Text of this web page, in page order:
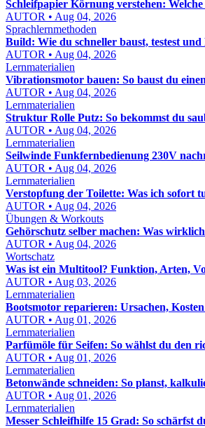
Schleifpapier Körnung verstehen:
AUTOR • Aug 04, 2026
Sprachlernmethoden
Build: Wie du schneller baust, testest und
AUTOR • Aug 04, 2026
Lernmaterialien
Vibrationsmotor bauen: So baust du
AUTOR • Aug 04, 2026
Lernmaterialien
Struktur Rolle Putz: So bekommst du
AUTOR • Aug 04, 2026
Lernmaterialien
Seilwinde Funkfernbedienung 230V
AUTOR • Aug 04, 2026
Lernmaterialien
Verstopfung der Toilette: Was ich sofort
AUTOR • Aug 04, 2026
Übungen & Workouts
Gehörschutz selber machen: Was
AUTOR • Aug 04, 2026
Wortschatz
Was ist ein Multitool? Funktion, Arten,
AUTOR • Aug 03, 2026
Lernmaterialien
Bootsmotor reparieren: Ursachen,
AUTOR • Aug 01, 2026
Lernmaterialien
Parfümöle für Seifen: So wählst du den
AUTOR • Aug 01, 2026
Lernmaterialien
Betonwände schneiden: So planst,
AUTOR • Aug 01, 2026
Lernmaterialien
Messer Schleifhilfe 15 Grad: So schärfst